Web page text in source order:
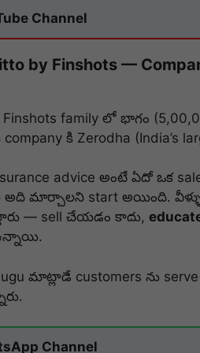
Channel
by Finshots —
Finshots family లో భాగం
కి Zerodha (India’s
advice అంటే ఏదో ఒక
అది మార్చాలని start అయింది. వీళ్ళు
— sell చేయడం కాదు,
మాట్లాడే customers ను
Channel